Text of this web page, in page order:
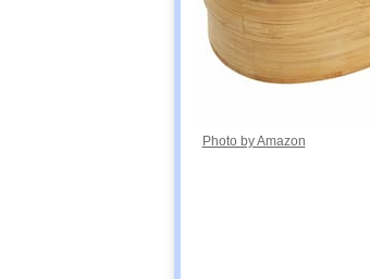
Photo by Amazon